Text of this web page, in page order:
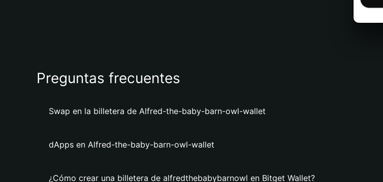
Preguntas frecuentes
Swap en la billetera de Alfred-the-baby-barn-owl-wallet
dApps en Alfred-the-baby-barn-owl-wallet
¿Cómo crear una billetera de alfredthebabybarnowl en Bitget Wallet?